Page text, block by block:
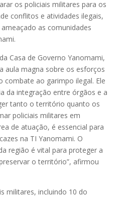
os policiais militares para os
conflitos e atividades ilegais,
as comunidades
Casa de Governo Yanomami,
aula magna sobre os esforços
combate ao garimpo ilegal. Ele
da integração entre órgãos e a
tanto o território quanto os
policiais militares em
de atuação, é essencial para
na TI Yanomami. O
região é vital para proteger a
o território”, afirmou
militares, incluindo 10 do